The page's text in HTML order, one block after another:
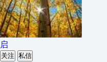
启
关注 私信